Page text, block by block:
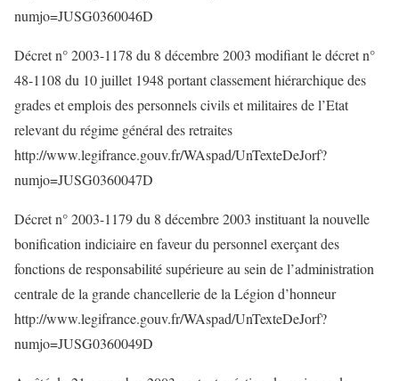
numjo=JUSG0360046D
Décret n° 2003-1178 du 8 décembre 2003 modifiant le décret n°
48-1108 du 10 juillet 1948 portant classement hiérarchique des
grades et emplois des personnels civils et militaires de l’Etat
relevant du régime général des retraites
http://www.legifrance.gouv.fr/WAspad/UnTexteDeJorf?
numjo=JUSG0360047D
Décret n° 2003-1179 du 8 décembre 2003 instituant la nouvelle
bonification indiciaire en faveur du personnel exerçant des
fonctions de responsabilité supérieure au sein de l’administration
centrale de la grande chancellerie de la Légion d’honneur
http://www.legifrance.gouv.fr/WAspad/UnTexteDeJorf?
numjo=JUSG0360049D